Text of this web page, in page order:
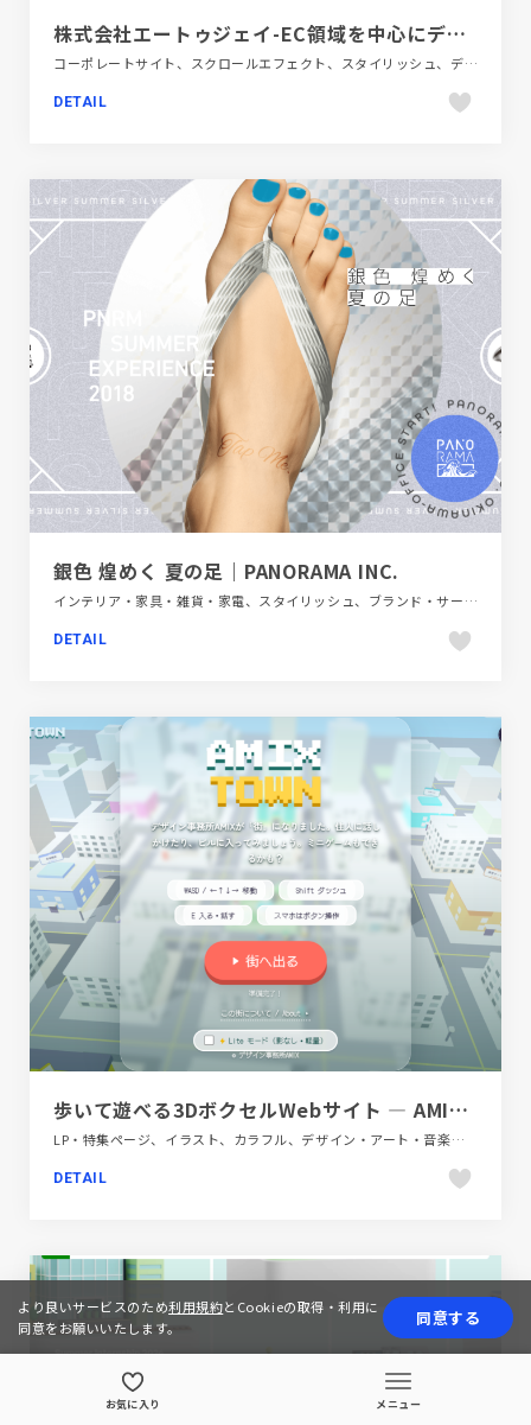
お気に入り メニュー
株式会社エートゥジェイ-EC領域を中心にデジタルマーケティング支援
コーポレートサイト、スクロールエフェクト、スタイリッシュ、デザイン・アート・音楽・文芸、ブラック系 、ホワイト系、モーション多め、レッド系
DETAIL
銀色 煌めく 夏の足｜PANORAMA INC.
インテリア・家具・雑貨・家電、スタイリッシュ、ブランド・サービスサイト、ブルー系、ポップ、モーション多め
DETAIL
歩いて遊べる3DボクセルWebサイト — AMIX TOWN | デザイン事務所AMIX
LP・特集ページ、イラスト、カラフル、デザイン・アート・音楽・文芸、ポップ、モーション多め
DETAIL
より良いサービスのため利用規約とCookieの取得・利用に
同意をお願いいたします。
同意する